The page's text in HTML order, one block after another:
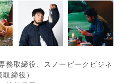
務取締役、スノーピークビジネ
締役）